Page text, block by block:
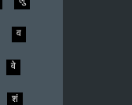
व
वे
शं